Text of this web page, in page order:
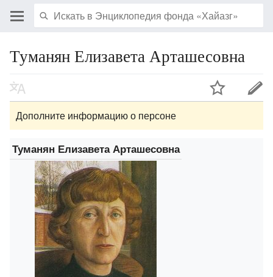
Туманян Елизавета Арташесовна
Дополните информацию о персоне
Туманян Елизавета Арташесовна